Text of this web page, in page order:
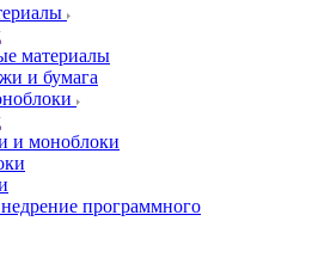
материалы
и бумага
и моноблоки
программного